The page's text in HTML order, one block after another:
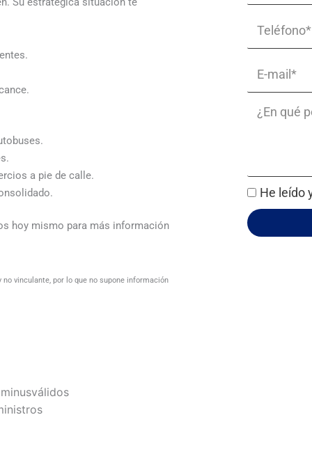
a pie de calle.
hoy mismo para más información
vinculante, por lo que no supone información
Message
He leído